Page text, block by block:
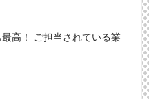
高！ ご担当されている業